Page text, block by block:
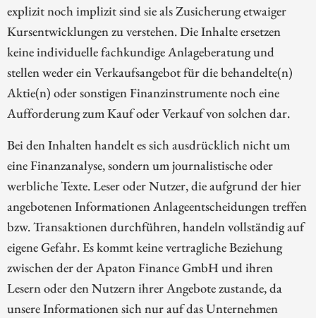
explizit noch implizit sind sie als Zusicherung etwaiger
Kursentwicklungen zu verstehen. Die Inhalte ersetzen
keine individuelle fachkundige Anlageberatung und
stellen weder ein Verkaufsangebot für die behandelte(n)
Aktie(n) oder sonstigen Finanzinstrumente noch eine
Aufforderung zum Kauf oder Verkauf von solchen dar.
Bei den Inhalten handelt es sich ausdrücklich nicht um
eine Finanzanalyse, sondern um journalistische oder
werbliche Texte. Leser oder Nutzer, die aufgrund der hier
angebotenen Informationen Anlageentscheidungen treffen
bzw. Transaktionen durchführen, handeln vollständig auf
eigene Gefahr. Es kommt keine vertragliche Beziehung
zwischen der der Apaton Finance GmbH und ihren
Lesern oder den Nutzern ihrer Angebote zustande, da
unsere Informationen sich nur auf das Unternehmen